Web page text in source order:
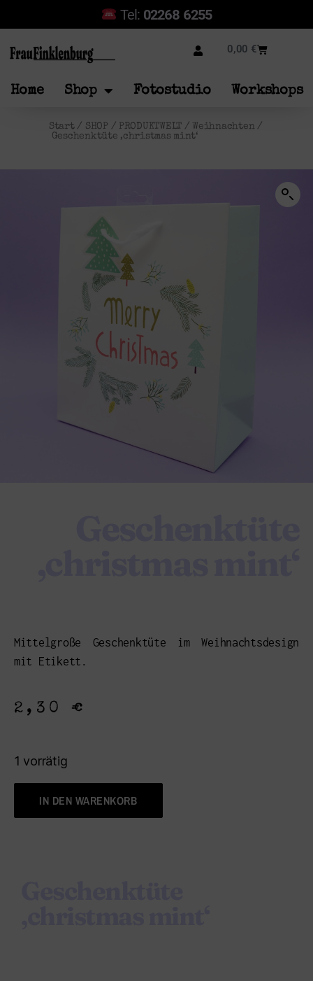
Tel: 02268 6255
0,00 €
Home Shop Fotostudio Workshops
Start/ SHOP / PRODUKTWELT / Weihnachten /
Geschenktüte ‚christmas mint‘
Mittelgroße Geschenktüte im Weihnachtsdesign
mit Etikett.
2,30 €
1 vorrätig
IN DEN WARENKORB